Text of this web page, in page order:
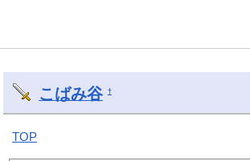
こばみ谷 †
TOP